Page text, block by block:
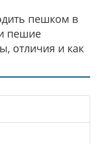
пешком в
пешие
отличия и как